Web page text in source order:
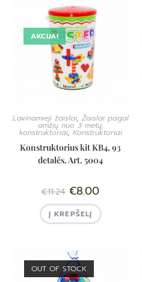
AKCIJA!
Lavinamieji žaislai, Žaislai pagal
amžių nuo 3 metų,
konstruktoriai, Konstruktoriai
Konstruktorius kit KB4, 93
detalės. Art. 5004
€11.24 €8.00
Į KREPŠELĮ
OUT OF STOCK